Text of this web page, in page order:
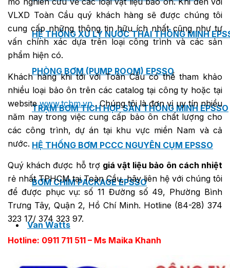
HỆ THỐNG XỬ LÝ NƯỚC THẢI THÔNG MINH
PHÒNG BƠM (PUMP ROOM) EPSSO
TRẠM BƠM TÍCH HỢP SẴN THÔNG MINH EPSSO
HỆ THỐNG BƠM PCCC NGUYÊN CỤM EPSSO
BƠM CHÌM PACKAGE EPSSO
Van Watts
VLXD Toàn Cầu quý khách hàng sẽ được chúng tôi
cung cấp những thông tin hữu ích nhất cũng như tư
vấn chính xác dựa trên loại công trình và các sản
phẩm hiện có.
Khách hàng khi tới với Toàn Cầu có thể tham khảo
nhiều loại bảo ôn trên các catalog tại công ty hoặc tại
websitewww.tcbm.vn. Chúng tôi là đơn vị uy tín nhiều
năm nay trong việc cung cấp bảo ôn chất lượng cho
các công trình, dự án tại khu vực miền Nam và cả
nước.
Quý khách được hỗ trợ giá vật liệu bảo ôn cách nhiệt
rẻ nhất TPHCM tại Toàn Cầu, hãy liên hệ với chúng tôi
để được phục vụ: số 11 Đường số 49, Phường Bình
Trưng Tây, Quận 2, Hồ Chí Minh. Hotline (84-28) 374
323 17/ 374 323 97.
Hotline: 0911 711 511 – Ms Maika Khanh